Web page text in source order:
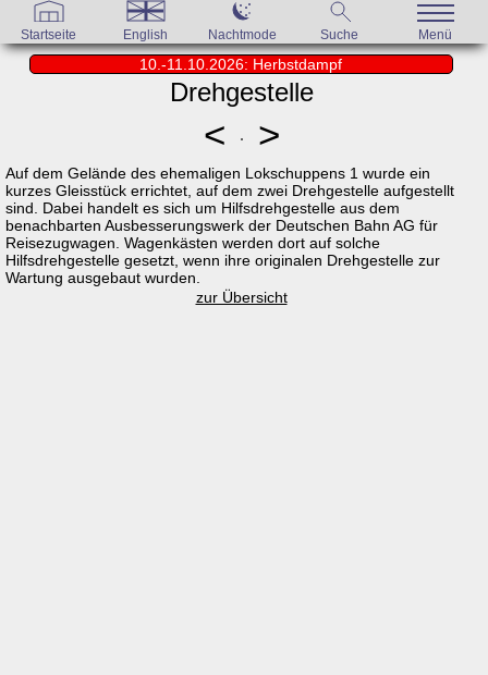
Startseite English Nachtmode Suche Menü
10.-11.10.2026: Herbstdampf
Drehgestelle
< >
Auf dem Gelände des ehemaligen Lokschuppens 1 wurde ein
kurzes Gleisstück errichtet, auf dem zwei Drehgestelle aufgestellt
sind. Dabei handelt es sich um Hilfsdrehgestelle aus dem
benachbarten Ausbesserungswerk der Deutschen Bahn AG für
Reisezugwagen. Wagenkästen werden dort auf solche
Hilfsdrehgestelle gesetzt, wenn ihre originalen Drehgestelle zur
Wartung ausgebaut wurden.
zur Übersicht